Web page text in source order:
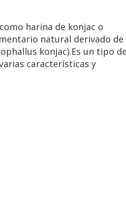
harina de konjac o
natural derivado de
konjac).Es un tipo de
características y